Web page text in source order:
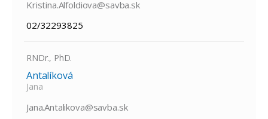
Kristina.Alfoldiova@savba.sk
02/32293825
RNDr., PhD.
Antalíková
Jana
Jana.Antalikova@savba.sk